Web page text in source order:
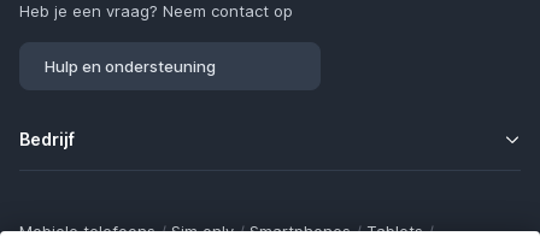
Heb je een vraag? Neem contact op
Hulp en ondersteuning
Bedrijf
Mobiele telefoons / Sim only / Smartphones / Tablets /